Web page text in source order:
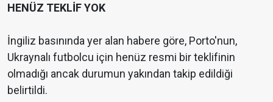
HENÜZ TEKLİF YOK
İngiliz basınında yer alan habere göre, Porto'nun,
Ukraynalı futbolcu için henüz resmi bir teklifinin
olmadığı ancak durumun yakından takip edildiği
belirtildi.